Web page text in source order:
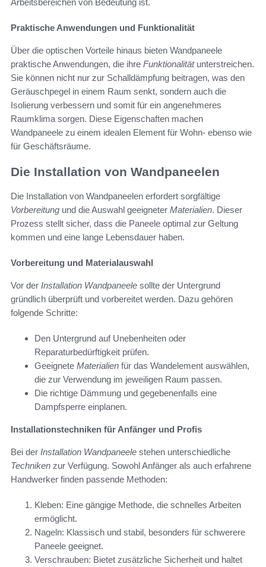
Arbeitsbereichen von Bedeutung ist.
Praktische Anwendungen und Funktionalität
Über die optischen Vorteile hinaus bieten Wandpaneele
praktische Anwendungen, die ihre Funktionalitätunterstreichen.
Sie können nicht nur zur Schalldämpfung beitragen, was den
Geräuschpegel in einem Raum senkt, sondern auch die
Isolierung verbessern und somit für ein angenehmeres
Raumklima sorgen. Diese Eigenschaften machen
Wandpaneele zu einem idealen Element für Wohn- ebenso wie
für Geschäftsräume.
Die Installation von Wandpaneelen
Die Installation von Wandpaneelen erfordert sorgfältige
Vorbereitung und die Auswahl geeigneter Materialien. Dieser
Prozess stellt sicher, dass die Paneele optimal zur Geltung
kommen und eine lange Lebensdauer haben.
Vorbereitung und Materialauswahl
Vor der Installation Wandpaneele sollte der Untergrund
gründlich überprüft und vorbereitet werden. Dazu gehören
folgende Schritte:
Den Untergrund auf Unebenheiten oder
Reparaturbedürftigkeit prüfen.
Geeignete Materialien für das Wandelement auswählen,
die zur Verwendung im jeweiligen Raum passen.
Die richtige Dämmung und gegebenenfalls eine
Dampfsperre einplanen.
Installationstechniken für Anfänger und Profis
Bei der Installation Wandpaneele stehen unterschiedliche
Techniken zur Verfügung. Sowohl Anfänger als auch erfahrene
Handwerker finden passende Methoden:
Kleben: Eine gängige Methode, die schnelles Arbeiten
ermöglicht.
Nageln: Klassisch und stabil, besonders für schwerere
Paneele geeignet.
Verschrauben: Bietet zusätzliche Sicherheit und haltet